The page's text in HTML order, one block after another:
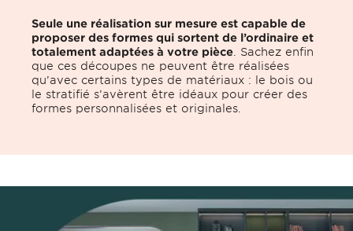
Seule une réalisation sur mesure est capable de
proposer des formes qui sortent de l’ordinaire et
totalement adaptées à votre pièce . Sachez enfin
que ces découpes ne peuvent être réalisées
qu’avec certains types de matériaux : le bois ou
le stratifié s’avèrent être idéaux pour créer des
formes personnalisées et originales.